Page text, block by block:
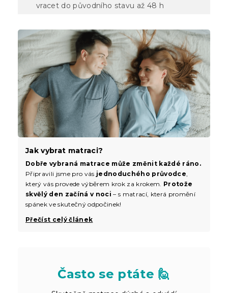
vracet do původního stavu až 48 h
Jak vybrat matraci?
Dobře vybraná matrace může změnit každé ráno.
Připravili jsme pro vás jednoduchého průvodce,
který vás provede výběrem krok za krokem. Protože
skvělý den začíná v noci – s matrací, která promění
spánek ve skutečný odpočinek!
Přečíst celý článek
Často se ptáte 🙋